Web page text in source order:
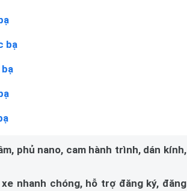
bạ
phủ nano, cam hành trình, dán kính,
nhanh chóng, hỗ trợ đăng ký, đăng